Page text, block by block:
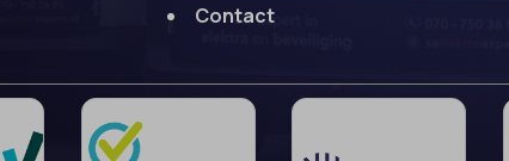
Contact
hide-*
kconsent